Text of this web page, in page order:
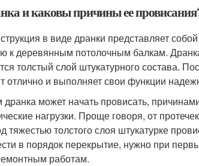
и каковы причины ее
в виде дранки представляет
к деревянным потолочным балкам.
толстый слой штукатурного состава.
отлично и выполняет свои функции
может начать провисать,
нагрузки. Проще говоря, от
тяжестью толстого слоя штукатурке
в порядок перекрытие, нужно при
работам.